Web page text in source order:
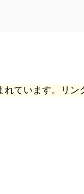
ています。リ